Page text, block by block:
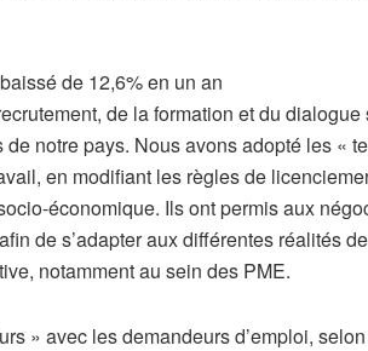
de 12,6% en un an
de la formation et du
notre pays. Nous avons adopté les «
en modifiant les règles de
économique. Ils ont permis aux
de s’adapter aux différentes réalités
notamment au sein des PME.
» avec les demandeurs d’emploi, selon